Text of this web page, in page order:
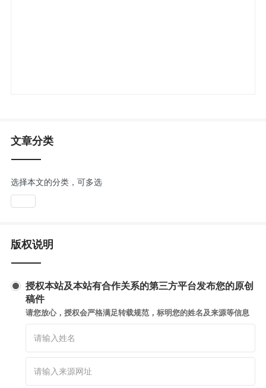
文章分类
选择本文的分类，可多选
版权说明
授权本站及本站有合作关系的第三方平台发布您的原创
稿件
请您放心，授权会严格满足转载规范，标明您的姓名及来源等信息